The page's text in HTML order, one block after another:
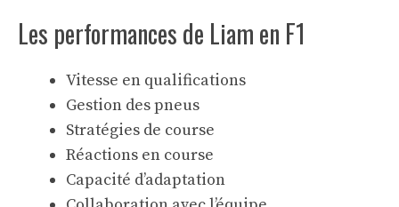
Les performances de Liam en F1
Vitesse en qualifications
Gestion des pneus
Stratégies de course
Réactions en course
Capacité d’adaptation